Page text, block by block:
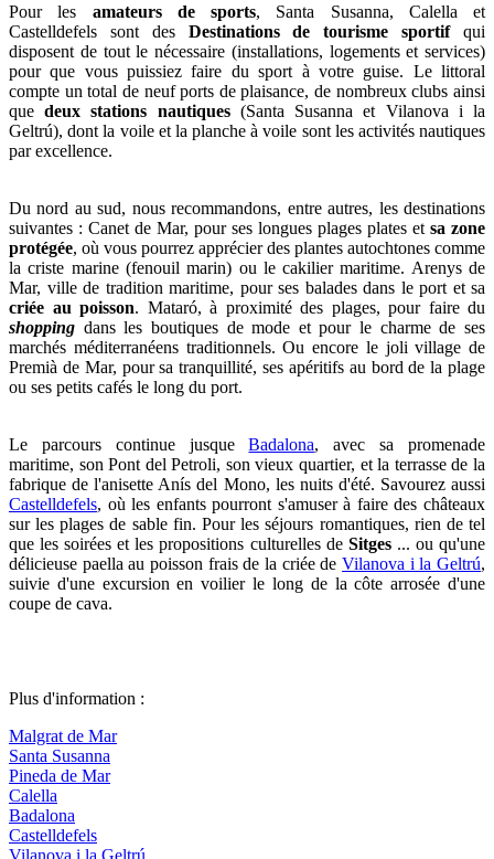
Pour les amateurs de sports, Santa Susanna, Calella et
Castelldefels sont des Destinations de tourisme sportifqui
disposent de tout le nécessaire (installations, logements et services)
pour que vous puissiez faire du sport à votre guise. Le littoral
compte un total de neuf ports de plaisance, de nombreux clubs ainsi
quedeux stations nautiques (Santa Susanna et Vilanova i la
Geltrú), dont la voile et la planche à voile sont les activités nautiques
par excellence.
Du nord au sud, nous recommandons, entre autres, les destinations
suivantes : Canet de Mar, pour ses longues plages plates et sa zone
protégée, où vous pourrez apprécier des plantes autochtones comme
la criste marine (fenouil marin) ou le cakilier maritime. Arenys de
Mar, ville de tradition maritime, pour ses balades dans le port et sa
criée au poisson. Mataró, à proximité des plages, pour faire du
shopping dans les boutiques de mode et pour le charme de ses
marchés méditerranéens traditionnels. Ou encore le joli village de
Premià de Mar, pour sa tranquillité, ses apéritifs au bord de la plage
ou ses petits cafés le long du port.
Le parcours continue jusqueBadalona, avec sa promenade
maritime, son Pont del Petroli, son vieux quartier, et la terrasse de la
fabrique de l'anisette Anís del Mono, les nuits d'été. Savourez aussi
Castelldefels, où les enfants pourront s'amuser à faire des châteaux
sur les plages de sable fin. Pour les séjours romantiques, rien de tel
que les soirées et les propositions culturelles de Sitges ... ou qu'une
délicieuse paella au poisson frais de la criée de Vilanova i la Geltrú,
suivie d'une excursion en voilier le long de la côte arrosée d'une
coupe de cava.
Plus d'information :
Malgrat de Mar
Santa Susanna
Pineda de Mar
Calella
Badalona
Castelldefels
Vilanova i la Geltrú